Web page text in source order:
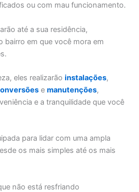
ou com mau funcionamento.
até a sua residência,
bairro em que você mora em
eles realizarãoinstalações,
emanutenções,
e a tranquilidade que você
para lidar com uma ampla
os mais simples até os mais
não está resfriando